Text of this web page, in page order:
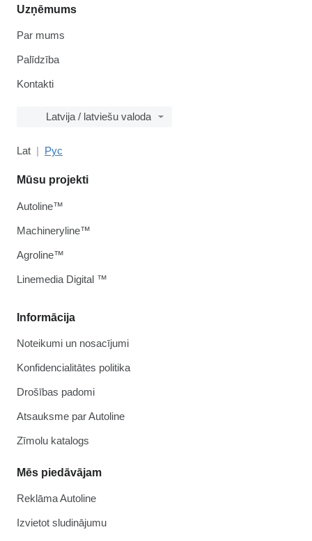
Uzņēmums
Par mums
Palīdzība
Kontakti
Latvija / latviešu valoda
Lat Рус
Informācija
Noteikumi un nosacījumi
Konfidencialitātes politika
Drošības padomi
Atsauksme par Autoline
Zīmolu katalogs
Mēs piedāvājam
Reklāma Autoline
Izvietot sludinājumu
Mūsu projekti
Autoline™
Machineryline™
Agroline™
Linemedia Digital ™